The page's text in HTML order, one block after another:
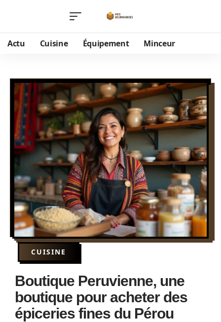
Actu Cuisine Équipement Minceur
CUISINE
Boutique Peruvienne, une
boutique pour acheter des
épiceries fines du Pérou